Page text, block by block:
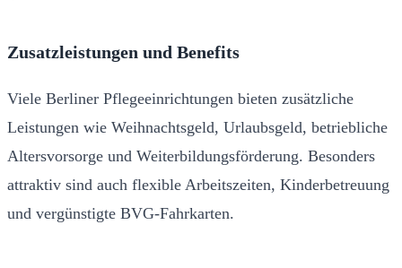
Zusatzleistungen und Benefits
Viele Berliner Pflegeeinrichtungen bieten zusätzliche
Leistungen wie Weihnachtsgeld, Urlaubsgeld, betriebliche
Altersvorsorge und Weiterbildungsförderung. Besonders
attraktiv sind auch flexible Arbeitszeiten, Kinderbetreuung
und vergünstigte BVG-Fahrkarten.